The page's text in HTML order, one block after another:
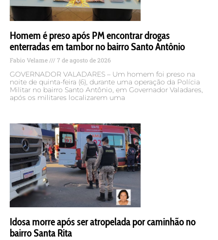
Homem é preso após PM encontrar drogas
enterradas em tambor no bairro Santo Antônio
Fabio Velame 7 de agosto de 2026
GOVERNADOR VALADARES – Um homem foi preso na
noite de quinta-feira (6), durante uma operação da Polícia
Militar no bairro Santo Antônio, em Governador Valadares,
após os militares localizarem uma
Idosa morre após ser atropelada por caminhão no
bairro Santa Rita